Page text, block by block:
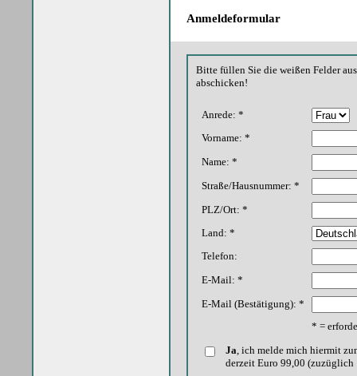
Anmeldeformular
Bitte füllen Sie die weißen Felder
abschicken!
Anrede: *
Vorname: *
Name: *
Straße/Hausnummer: *
PLZ/Ort: *
Land: *
Telefon:
E-Mail: *
E-Mail (Bestätigung): *
* =
Ja, ich melde mich hiermit
derzeit Euro 99,00 (zuzüglich